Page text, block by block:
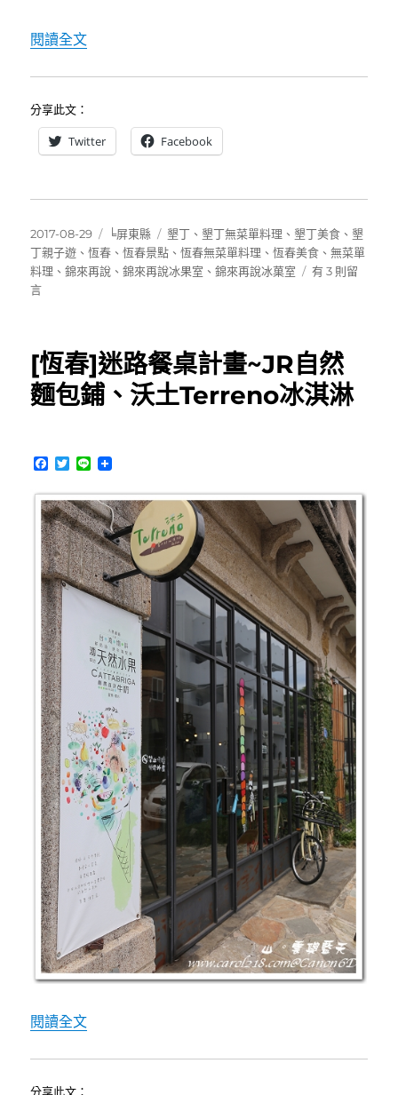
閱讀全文〈[恆春美食]錦來再說冰菓室~只有美味料理不
分享此文：
Twitter Facebook
發
佈
日
期:
2017-08-29
分
類
╘屏東縣
標
籤
墾丁 、 墾丁無菜單料理 、 墾丁美食 、 墾
丁親子遊 、恆春 、恆春景點 、恆春無菜單料理 、恆春美食 、無菜單
料理 、錦來再說 、錦來再說冰果室 、錦來再說冰菓室
在
錦
來
再
~
只
有
美
料
理
不
賣
冰
的
冰
果
室，
營
業
至
深
夜
兩
點〉
中
有 3 則留
言
[恆春]迷路餐桌計畫~JR自然
麵包鋪、沃土Terreno冰淇淋
F
c
e
b
o
o
k
T
i
t
t
e
r
L
n
e
閱讀全文〈[恆春]迷路餐桌計畫~JR自然麵包鋪、沃土
分享此文：